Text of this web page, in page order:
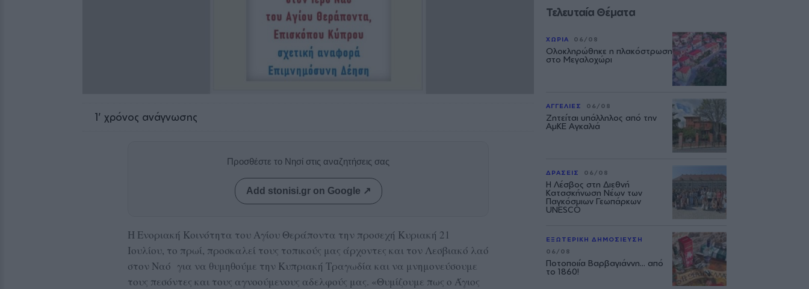
1' χρόνος ανάγνωσης
Προσθέστε το Νησί στις αναζητήσεις σας
Add stonisi.gr on Google ↗
Η Ενοριακή Κοινότητα του Αγίου Θεράποντα την προσεχή Κυριακή 21
Ιουλίου, το πρωί, προσκαλεί τους τοπικούς μας άρχοντες και τον Λεσβιακό λαό
στον Ναό για να θυμηθούμε την Κυπριακή Τραγωδία και να μνημονεύσουμε
τους πεσόντες και τους αγνοούμενους αδελφούς μας. «Θυμίζουμε πως ο Άγιος
Τελευταία Θέματα
ΧΩΡΙΑ 06/08
Ολοκληρώθηκε η πλακόστρωση
στο Μεγαλοχώρι
ΑΓΓΕΛΙΕΣ 06/08
Ζητείται υπάλληλος από την
ΑμΚΕ Αγκαλιά
ΔΡΑΣΕΙΣ 06/08
Η Λέσβος στη Διεθνή
Κατασκήνωση Νέων των
Παγκόσμιων Γεωπάρκων
UNESCO
ΕΞΩΤΕΡΙΚΗ ΔΗΜΟΣΙΕΥΣΗ
06/08
Ποτοποιία Βαρβαγιάννη... από
το 1860!